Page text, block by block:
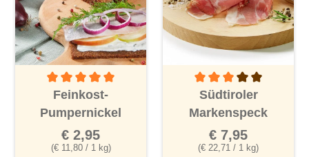
Durchschnittliche Bewertung von 5 von 5 Sternen
Feinkost-
Pumpernickel
(€ 11,80 / 1 kg)
€ 2,95
Durchschnittliche
Südtiroler
Markenspeck
(€ 22,71 / 1 kg)
€ 7,95